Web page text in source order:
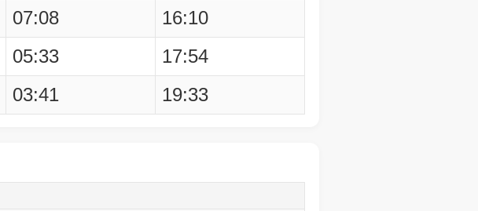
07:08
16:10
05:33
17:54
03:41 19:33